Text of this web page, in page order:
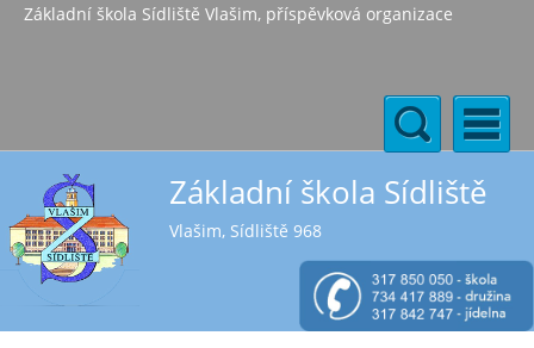
Základní škola Sídliště Vlašim, příspěvková organizace
Základní škola Sídliště
Vlašim, Sídliště 968